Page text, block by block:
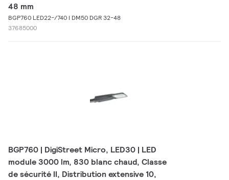
48 mm
BGP760 LED22-/740 I DM50 DGR 32-48
37685000
BGP760 | DigiStreet Micro, LED30 | LED
module 3000 lm, 830 blanc chaud, Classe
de sécurité II, Distribution extensive 10,